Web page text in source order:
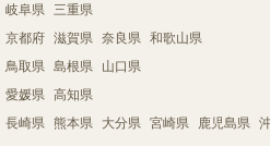
岐阜県 三重県
京都府 滋賀県 奈良県 和歌山県
鳥取県 島根県 山口県
愛媛県 高知県
長崎県 熊本県 大分県 宮崎県 鹿児島県